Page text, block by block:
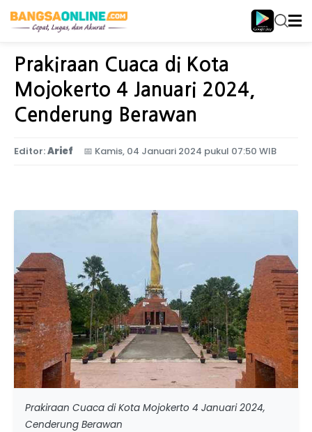
Home Jawa Timur
Prakiraan Cuaca di Kota
Mojokerto 4 Januari 2024,
Cenderung Berawan
Editor:Arief 📅 Kamis, 04 Januari 2024 pukul 07:50 WIB
Prakiraan Cuaca di Kota Mojokerto 4 Januari 2024,
Cenderung Berawan